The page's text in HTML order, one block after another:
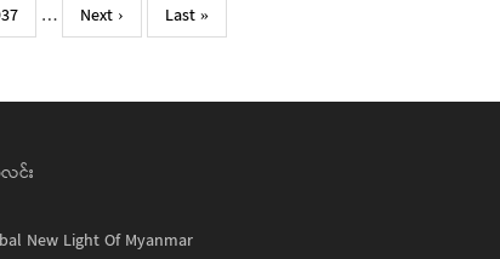
…
Next
page
Next ›
Last
page
Last »
င်း
New Light Of Myanmar